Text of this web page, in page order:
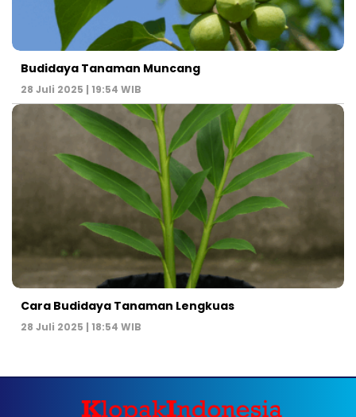
Budidaya Tanaman Muncang
28 Juli 2025 | 19:54 WIB
Cara Budidaya Tanaman Lengkuas
28 Juli 2025 | 18:54 WIB